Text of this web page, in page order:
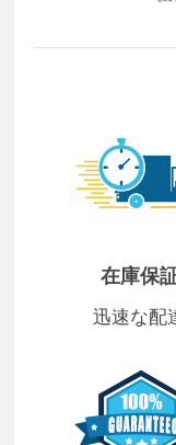
在庫保
迅速な配